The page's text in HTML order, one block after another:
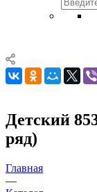
Детский
ряд)
Главная
—